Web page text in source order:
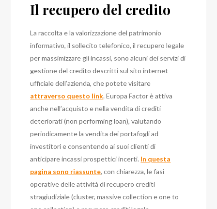
Il recupero del credito
La raccolta e la valorizzazione del patrimonio
informativo, il sollecito telefonico, il recupero legale
per massimizzare gli incassi, sono alcuni dei servizi di
gestione del credito descritti sul sito internet
ufficiale dell’azienda, che potete visitare
attraverso questo link. Europa Factor è attiva
anche nell’acquisto e nella vendita di crediti
deteriorati (non performing loan), valutando
periodicamente la vendita dei portafogli ad
investitori e consentendo ai suoi clienti di
anticipare incassi prospettici incerti. In questa
pagina sono riassunte, con chiarezza, le fasi
operative delle attività di recupero crediti
stragiudiziale (cluster, massive collection e one to